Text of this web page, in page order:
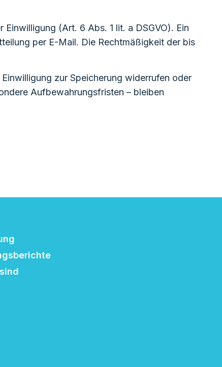
(Art. 6 Abs. 1 lit. a DSGVO). Ein
per E-Mail. Die Rechtmäßigkeit der bis
zur Speicherung widerrufen oder
Aufbewahrungsfristen – bleiben